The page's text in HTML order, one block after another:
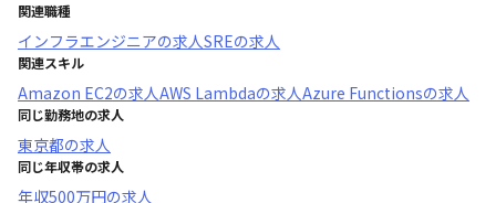
関連職種
インフラエンジニアの求人SREの求人
関連スキル
Amazon EC2の求人AWS Lambdaの求人Azure Functionsの求人
同じ勤務地の求人
東京都の求人
同じ年収帯の求人
年収500万円の求人